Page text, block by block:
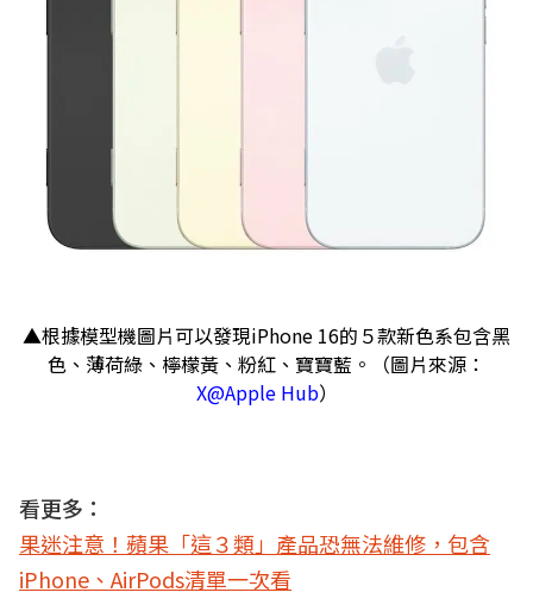
▲根據模型機圖片可以發現iPhone 16的５款新色系包含黑
色、薄荷綠、檸檬黃、粉紅、寶寶藍。（圖片來源：
X@Apple Hub）
看更多：
果迷注意！蘋果「這３類」產品恐無法維修，包含
iPhone、AirPods清單一次看